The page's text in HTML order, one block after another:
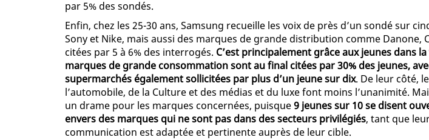
par 5% des sondés.
Enfin, chez les 25-30 ans, Samsung recueille les voix de près d’un sondé sur
Sony et Nike, mais aussi des marques de grande distribution comme Danone,
citées par 5 à 6% des interrogés. C’est principalement grâce aux jeunes dans
marques de grande consommation sont au final citées par 30% des jeunes,
supermarchés également sollicitées par plus d’un jeune sur dix. De leur côté,
l’automobile, de la Culture et des médias et du luxe font moins l’unanimité.
un drame pour les marques concernées, puisque9 jeunes sur 10 se disent
envers des marques qui ne sont pas dans des secteurs privilégiés, tant que
communication est adaptée et pertinente auprès de leur cible.